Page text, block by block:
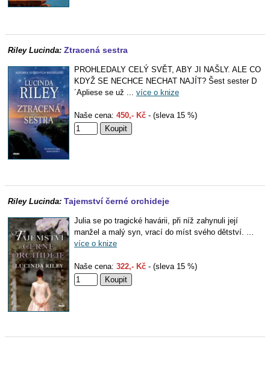
Riley Lucinda: Ztracená sestra
PROHLEDALY CELÝ SVĚT, ABY JI NAŠLY. ALE CO
KDYŽ SE NECHCE NECHAT NAJÍT? Šest sester D
´Apliese se už ... více o knize
Naše cena: 450,- Kč - (sleva 15 %)
Riley Lucinda: Tajemství černé orchideje
Julia se po tragické havárii, při níž zahynuli její
manžel a malý syn, vrací do míst svého dětství. ...
více o knize
Naše cena: 322,- Kč - (sleva 15 %)